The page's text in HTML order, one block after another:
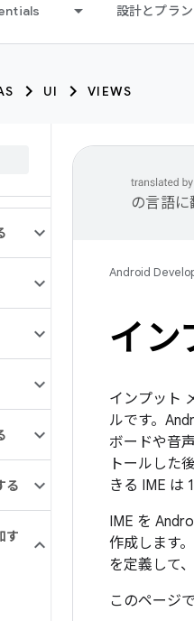
設計とプラ
UI VIEWS
る
す
の言語に
Android
イン
インプット
ルです。
ボードや音
トールした
きる IME は
IME を
作成します
を定義して
このページ